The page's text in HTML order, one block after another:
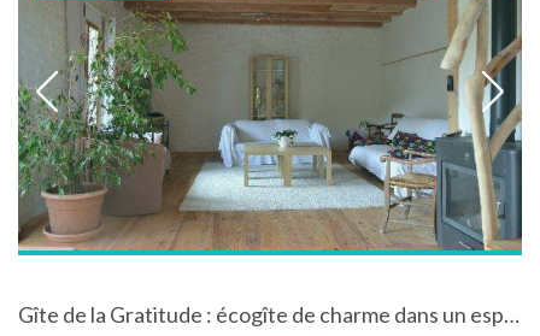
Gîte de la Gratitude : écogîte de charme dans un espace préservé à Alet Les Bains